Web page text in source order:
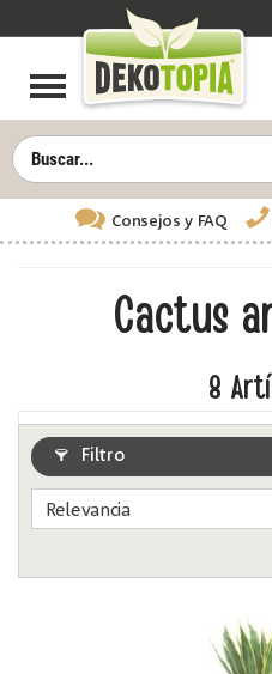
Consejos y FAQ
Cactus
8
Filtro